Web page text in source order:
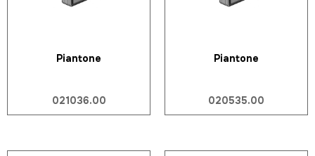
Piantone
021036.00
Piantone
020535.00